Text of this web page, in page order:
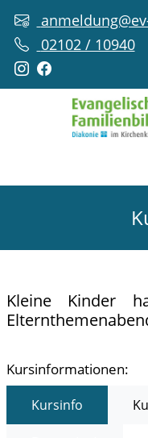
02102 / 10940
Kleine Kinder
Kursinformationen:
Kursinfo